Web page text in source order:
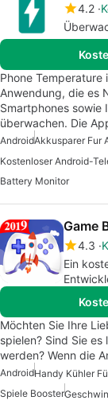
4.2
Phone
Anwendung, die es
Smartphones sowie
überwachen. Die
AndroidAkkusparer Fur
Kostenloser Android-
Battery Monitor
Game
4.3
Ein
Möchten Sie Ihre
spielen? Sind Sie
werden? Wenn die
AndroidHandy Kühler
Spiele Booster